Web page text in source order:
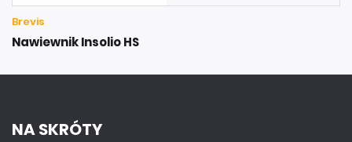
Brevis
Nawiewnik Insolio HS
NA SKRÓTY